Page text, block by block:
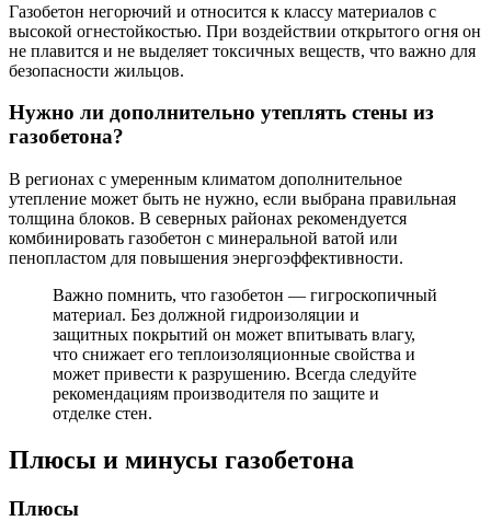
Газобетон негорючий и относится к классу материалов с
высокой огнестойкостью. При воздействии открытого огня он
не плавится и не выделяет токсичных веществ, что важно для
безопасности жильцов.
Нужно ли дополнительно утеплять стены из
газобетона?
В регионах с умеренным климатом дополнительное
утепление может быть не нужно, если выбрана правильная
толщина блоков. В северных районах рекомендуется
комбинировать газобетон с минеральной ватой или
пенопластом для повышения энергоэффективности.
Важно помнить, что газобетон — гигроскопичный
материал. Без должной гидроизоляции и
защитных покрытий он может впитывать влагу,
что снижает его теплоизоляционные свойства и
может привести к разрушению. Всегда следуйте
рекомендациям производителя по защите и
отделке стен.
Плюсы и минусы газобетона
Плюсы